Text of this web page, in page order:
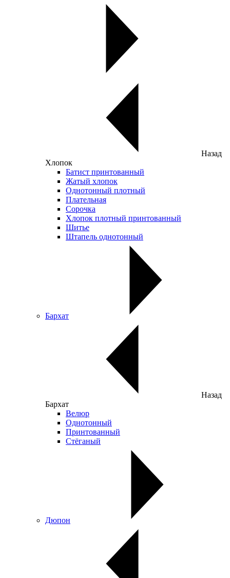
Назад
Хлопок
Батист принтованный
Жатый хлопок
Однотонный плотный
Плательная
Сорочка
Хлопок плотный принтованный
Шитье
Штапель однотонный
Бархат
Назад
Бархат
Велюр
Однотонный
Принтованный
Стёганый
Дюпон